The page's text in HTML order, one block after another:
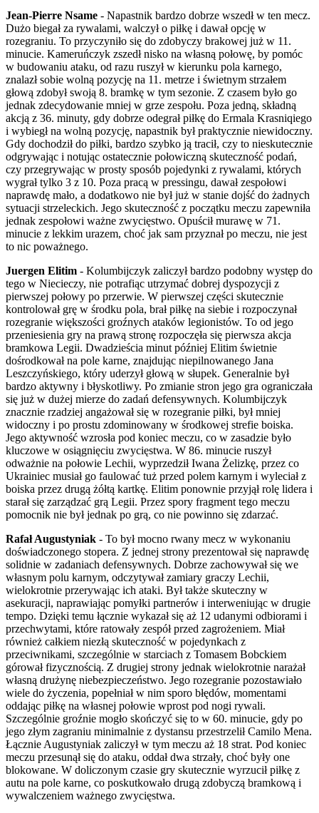
Jean-Pierre Nsame - Napastnik bardzo dobrze wszedł w ten mecz.
Dużo biegał za rywalami, walczył o piłkę i dawał opcję w
rozegraniu. To przyczyniło się do zdobyczy brakowej już w 11.
minucie. Kameruńczyk zszedł nisko na własną połowę, by pomóc
w budowaniu ataku, od razu ruszył w kierunku pola karnego,
znalazł sobie wolną pozycję na 11. metrze i świetnym strzałem
głową zdobył swoją 8. bramkę w tym sezonie. Z czasem było go
jednak zdecydowanie mniej w grze zespołu. Poza jedną, składną
akcją z 36. minuty, gdy dobrze odegrał piłkę do Ermala Krasniqiego
i wybiegł na wolną pozycję, napastnik był praktycznie niewidoczny.
Gdy dochodził do piłki, bardzo szybko ją tracił, czy to nieskutecznie
odgrywając i notując ostatecznie połowiczną skuteczność podań,
czy przegrywając w prosty sposób pojedynki z rywalami, których
wygrał tylko 3 z 10. Poza pracą w pressingu, dawał zespołowi
naprawdę mało, a dodatkowo nie był już w stanie dojść do żadnych
sytuacji strzeleckich. Jego skuteczność z początku meczu zapewniła
jednak zespołowi ważne zwycięstwo. Opuścił murawę w 71.
minucie z lekkim urazem, choć jak sam przyznał po meczu, nie jest
to nic poważnego.
Juergen Elitim - Kolumbijczyk zaliczył bardzo podobny występ do
tego w Niecieczy, nie potrafiąc utrzymać dobrej dyspozycji z
pierwszej połowy po przerwie. W pierwszej części skutecznie
kontrolował grę w środku pola, brał piłkę na siebie i rozpoczynał
rozegranie większości groźnych ataków legionistów. To od jego
przeniesienia gry na prawą stronę rozpoczęła się pierwsza akcja
bramkowa Legii. Dwadzieścia minut później Elitim świetnie
dośrodkował na pole karne, znajdując niepilnowanego Jana
Leszczyńskiego, który uderzył głową w słupek. Generalnie był
bardzo aktywny i błyskotliwy. Po zmianie stron jego gra ograniczała
się już w dużej mierze do zadań defensywnych. Kolumbijczyk
znacznie rzadziej angażował się w rozegranie piłki, był mniej
widoczny i po prostu zdominowany w środkowej strefie boiska.
Jego aktywność wzrosła pod koniec meczu, co w zasadzie było
kluczowe w osiągnięciu zwycięstwa. W 86. minucie ruszył
odważnie na połowie Lechii, wyprzedził Iwana Żelizkę, przez co
Ukrainiec musiał go faulować tuż przed polem karnym i wyleciał z
boiska przez drugą żółtą kartkę. Elitim ponownie przyjął rolę lidera i
starał się zarządzać grą Legii. Przez spory fragment tego meczu
pomocnik nie był jednak po grą, co nie powinno się zdarzać.
Rafał Augustyniak - To był mocno rwany mecz w wykonaniu
doświadczonego stopera. Z jednej strony prezentował się naprawdę
solidnie w zadaniach defensywnych. Dobrze zachowywał się we
własnym polu karnym, odczytywał zamiary graczy Lechii,
wielokrotnie przerywając ich ataki. Był także skuteczny w
asekuracji, naprawiając pomyłki partnerów i interweniując w drugie
tempo. Dzięki temu łącznie wykazał się aż 12 udanymi odbiorami i
przechwytami, które ratowały zespół przed zagrożeniem. Miał
również całkiem niezłą skuteczność w pojedynkach z
przeciwnikami, szczególnie w starciach z Tomasem Bobckiem
górował fizycznością. Z drugiej strony jednak wielokrotnie narażał
własną drużynę niebezpieczeństwo. Jego rozegranie pozostawiało
wiele do życzenia, popełniał w nim sporo błędów, momentami
oddając piłkę na własnej połowie wprost pod nogi rywali.
Szczególnie groźnie mogło skończyć się to w 60. minucie, gdy po
jego złym zagraniu minimalnie z dystansu przestrzelił Camilo Mena.
Łącznie Augustyniak zaliczył w tym meczu aż 18 strat. Pod koniec
meczu przesunął się do ataku, oddał dwa strzały, choć były one
blokowane. W doliczonym czasie gry skutecznie wyrzucił piłkę z
autu na pole karne, co poskutkowało drugą zdobyczą bramkową i
wywalczeniem ważnego zwycięstwa.